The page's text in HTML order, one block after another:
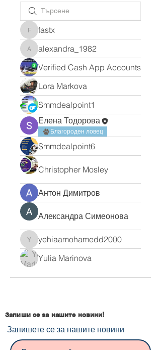
fastxfastx
alexandra_1982
alexandra_1982
Verified Cash App Accounts
Lora Markova
Smmdealpoint1
Елена Тодорова
Благороден ловец
Smmdealpoint6
Christopher Mosley
Антон Димитров
Александра Симеонова
yehiaamohamedd2000
yehiaamohamedd2000
Yulia Marinova
Запиши се за нашите новини!
Запишете се за нашите новини